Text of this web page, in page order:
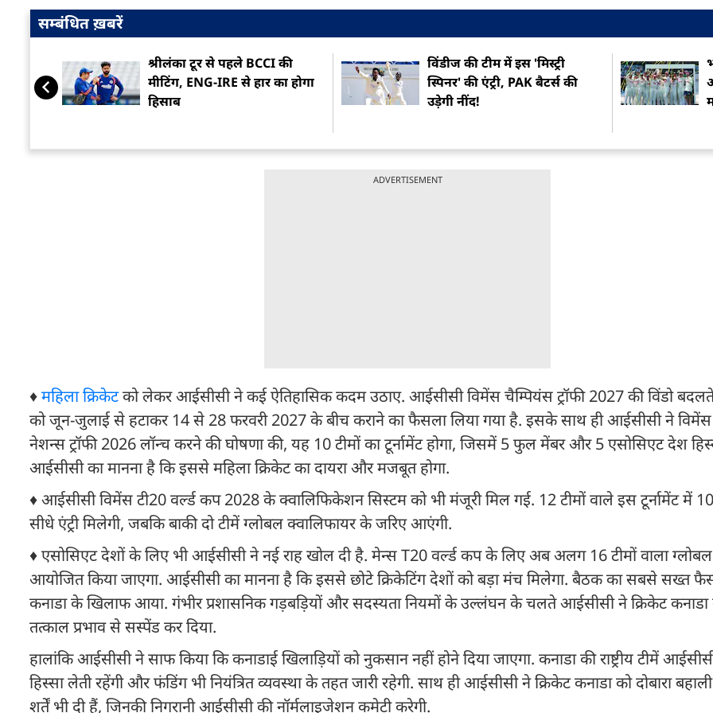
सम्बंधित ख़बरें
श्रीलंका टूर से पहले BCCI की
मीटिंग, ENG-IRE से हार का होगा
हिसाब
विंडीज की टीम में इस 'मिस्ट्री
स्पिनर' की एंट्री, PAK बैटर्स की
उड़ेगी नींद!
ADVERTISEMENT
♦महिला क्रिकेटको लेकर आईसीसी ने कई ऐतिहासिक कदम उठाए. आईसीसी विमेंस चैम्पियंस ट्रॉफी 2027 की विंडो बदलते
को जून-जुलाई से हटाकर 14 से 28 फरवरी 2027 के बीच कराने का फैसला लिया गया है. इसके साथ ही आईसीसी ने विमेंस
नेशन्स ट्रॉफी 2026 लॉन्च करने की घोषणा की, यह 10 टीमों का टूर्नामेंट होगा, जिसमें 5 फुल मेंबर और 5 एसोसिएट देश
आईसीसी का मानना है कि इससे महिला क्रिकेट का दायरा और मजबूत होगा.
♦ आईसीसी विमेंस टी20 वर्ल्ड कप 2028 के क्वालिफिकेशन सिस्टम को भी मंजूरी मिल गई. 12 टीमों वाले इस टूर्नामेंट में 10
सीधे एंट्री मिलेगी, जबकि बाकी दो टीमें ग्लोबल क्वालिफायर के जरिए आएंगी.
♦ एसोसिएट देशों के लिए भी आईसीसी ने नई राह खोल दी है. मेन्स T20 वर्ल्ड कप के लिए अब अलग 16 टीमों वाला ग्लोबल
आयोजित किया जाएगा. आईसीसी का मानना है कि इससे छोटे क्रिकेटिंग देशों को बड़ा मंच मिलेगा. बैठक का सबसे सख्त
कनाडा के खिलाफ आया. गंभीर प्रशासनिक गड़बड़ियों और सदस्यता नियमों के उल्लंघन के चलते आईसीसी ने क्रिकेट कनाडा
तत्काल प्रभाव से सस्पेंड कर दिया.
हालांकि आईसीसी ने साफ किया कि कनाडाई खिलाड़ियों को नुकसान नहीं होने दिया जाएगा. कनाडा की राष्ट्रीय टीमें
हिस्सा लेती रहेंगी और फंडिंग भी नियंत्रित व्यवस्था के तहत जारी रहेगी. साथ ही आईसीसी ने क्रिकेट कनाडा को दोबारा
शर्तें भी दी हैं, जिनकी निगरानी आईसीसी की नॉर्मलाइजेशन कमेटी करेगी.